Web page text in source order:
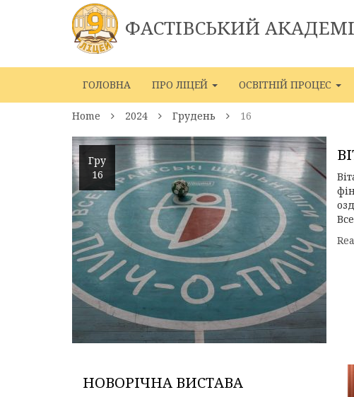
ФАСТІВСЬКИЙ
ГОЛОВНА ПРО ЛІЦЕЙ ОСВІТНІЙ ПРОЦЕС
Home 2024 Грудень 16
Гру
16
НОВОРІЧНА ВИСТАВА